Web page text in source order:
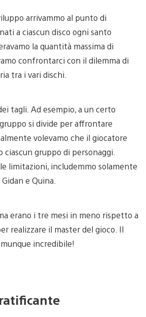
arrivammo al punto di
a ciascun disco ogni santo
la quantità massima di
confrontarci con il dilemma di
tra i vari dischi.
tagli. Ad esempio, a un certo
si divide per affrontare
volevamo che il giocatore
ciascun gruppo di personaggi.
limitazioni, includemmo solamente
e Quina.
erano i tre mesi in meno rispetto a
realizzare il master del gioco. Il
incredibile!